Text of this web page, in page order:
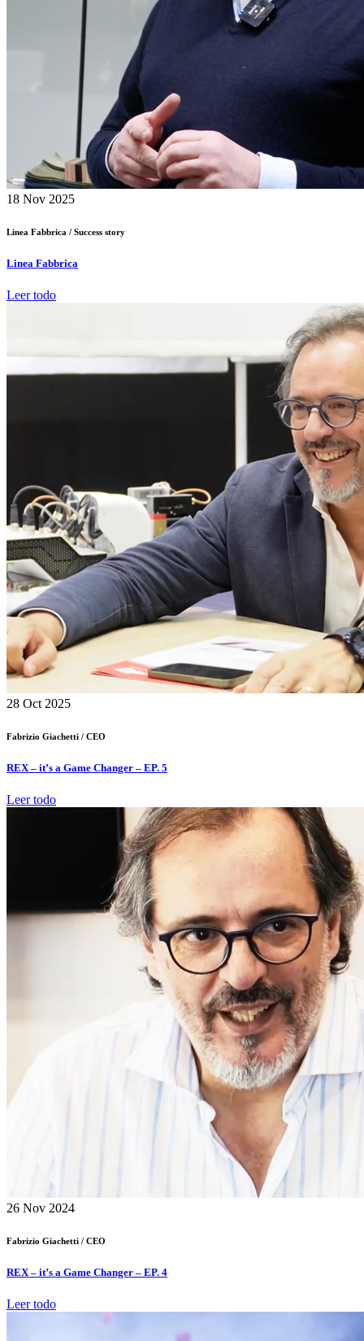
18 Nov 2025
Linea Fabbrica / Success story
Linea Fabbrica
Leer todo
28 Oct 2025
Fabrizio Giachetti / CEO
REX – it’s a Game Changer – EP. 5
Leer todo
26 Nov 2024
Fabrizio Giachetti / CEO
REX – it’s a Game Changer – EP. 4
Leer todo